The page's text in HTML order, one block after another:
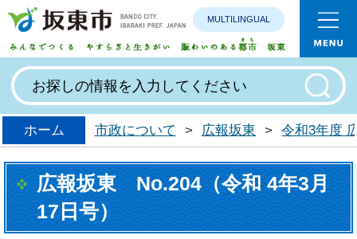
みんなで
MULTILINGUAL
ホーム 市政について > 広報坂東 > 令和3年度
広報坂東 No.204（令和 4年3月
17日号）